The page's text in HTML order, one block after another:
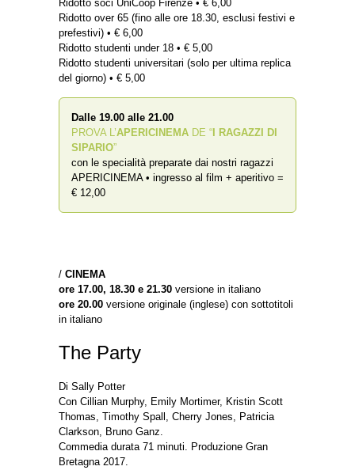
Ridotto soci UniCoop Firenze • € 6,00
Ridotto over 65 (fino alle ore 18.30, esclusi festivi e
prefestivi) • € 6,00
Ridotto studenti under 18 • € 5,00
Ridotto studenti universitari (solo per ultima replica
del giorno) • € 5,00
Dalle 19.00 alle 21.00
PROVA L’APERICINEMA DE “ I RAGAZZI DI
SIPARIO”
con le specialità preparate dai nostri ragazzi
APERICINEMA • ingresso al film + aperitivo =
€ 12,00
/ CINEMA
ore 17.00, 18.30 e 21.30 versione in italiano
ore 20.00 versione originale (ing lese) con sottotitoli
in italiano
The Party
Di Sally Potter
Con Cillian Murphy, Emily Mortimer, Kristin Scott
Thomas, Timothy Spall, Cherry Jones, Patricia
Clarkson, Bruno Ganz.
Commedia durata 71 minuti. Produzione Gran
Bretagna 2017.